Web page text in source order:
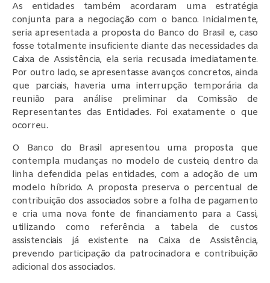
As entidades também acordaram uma estratégia
conjunta para a negociação com o banco. Inicialmente,
seria apresentada a proposta do Banco do Brasil e, caso
fosse totalmente insuficiente diante das necessidades da
Caixa de Assistência, ela seria recusada imediatamente.
Por outro lado, se apresentasse avanços concretos, ainda
que parciais, haveria uma interrupção temporária da
reunião para análise preliminar da Comissão de
Representantes das Entidades. Foi exatamente o que
ocorreu.
O Banco do Brasil apresentou uma proposta que
contempla mudanças no modelo de custeio, dentro da
linha defendida pelas entidades, com a adoção de um
modelo híbrido. A proposta preserva o percentual de
contribuição dos associados sobre a folha de pagamento
e cria uma nova fonte de financiamento para a Cassi,
utilizando como referência a tabela de custos
assistenciais já existente na Caixa de Assistência,
prevendo participação da patrocinadora e contribuição
adicional dos associados.